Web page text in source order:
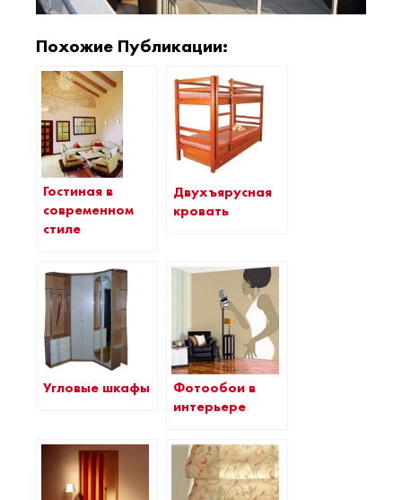
Похожие Публикации:
Гостиная в
современном
стиле
Двухъярусная
кровать
Угловые шкафы
Фотообои в
интерьере